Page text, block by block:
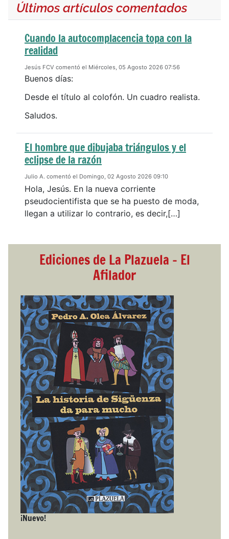
Últimos artículos comentados
Cuando la autocomplacencia topa con la
realidad
Jesús FCV comentó el Miércoles, 05 Agosto 2026 07:56
Buenos días:
Desde el título al colofón. Un cuadro realista.
Saludos.
El hombre que dibujaba triángulos y el
eclipse de la razón
Julio A. comentó el Domingo, 02 Agosto 2026 09:10
Hola, Jesús. En la nueva corriente
pseudocientifista que se ha puesto de moda,
llegan a utilizar lo contrario, es decir,[…]
Ediciones de La Plazuela - El
Afilador
¡Nuevo!